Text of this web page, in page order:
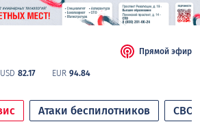
USD 82.17 EUR 94.84
Прямой эфир
Атаки беспилотников СВО